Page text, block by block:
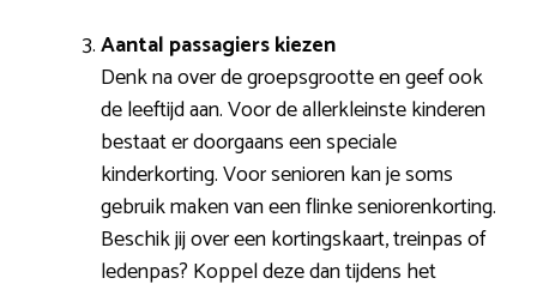
Aantal passagiers kiezen
Denk na over de groepsgrootte en geef ook
de leeftijd aan. Voor de allerkleinste kinderen
bestaat er doorgaans een speciale
kinderkorting. Voor senioren kan je soms
gebruik maken van een flinke seniorenkorting.
Beschik jij over een kortingskaart, treinpas of
ledenpas? Koppel deze dan tijdens het